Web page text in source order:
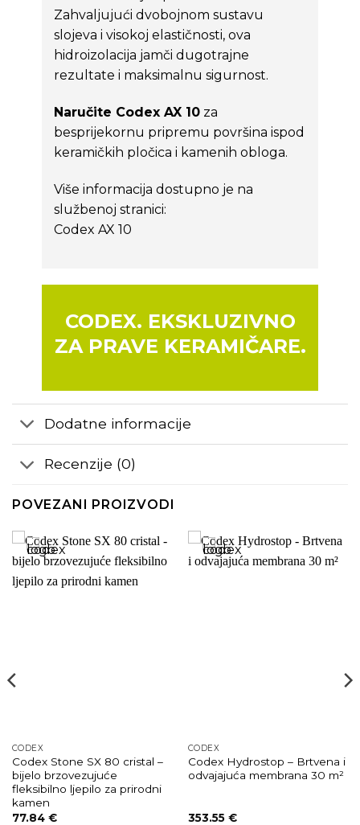
Zahvaljujući dvobojnom sustavu
slojeva i visokoj elastičnosti, ova
hidroizolacija jamči dugotrajne
rezultate i maksimalnu sigurnost.
Naručite Codex AX 10za
besprijekornu pripremu površina ispod
keramičkih pločica i kamenih obloga.
Više informacija dostupno je na
službenoj stranici:
Codex AX 10
CODEX. EKSKLUZIVNO
ZA PRAVE KERAMIČARE.
Dodatne informacije
Recenzije (0)
POVEZANI PROIZVODI
CODEX
Codex Stone SX 80 cristal –
bijelo brzovezujuće
fleksibilno ljepilo za prirodni
kamen
77.84 €
CODEX
Codex Hydrostop – Brtvena i
odvajajuća membrana 30 m²
353.55 €